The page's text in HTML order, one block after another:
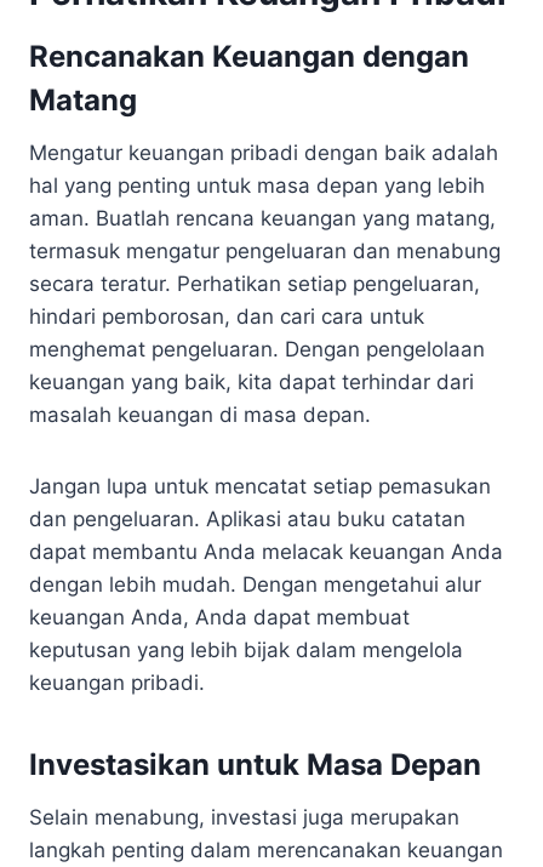
Rencanakan Keuangan dengan
Matang
Mengatur keuangan pribadi dengan baik adalah
hal yang penting untuk masa depan yang lebih
aman. Buatlah rencana keuangan yang matang,
termasuk mengatur pengeluaran dan menabung
secara teratur. Perhatikan setiap pengeluaran,
hindari pemborosan, dan cari cara untuk
menghemat pengeluaran. Dengan pengelolaan
keuangan yang baik, kita dapat terhindar dari
masalah keuangan di masa depan.
Jangan lupa untuk mencatat setiap pemasukan
dan pengeluaran. Aplikasi atau buku catatan
dapat membantu Anda melacak keuangan Anda
dengan lebih mudah. Dengan mengetahui alur
keuangan Anda, Anda dapat membuat
keputusan yang lebih bijak dalam mengelola
keuangan pribadi.
Investasikan untuk Masa Depan
Selain menabung, investasi juga merupakan
langkah penting dalam merencanakan keuangan